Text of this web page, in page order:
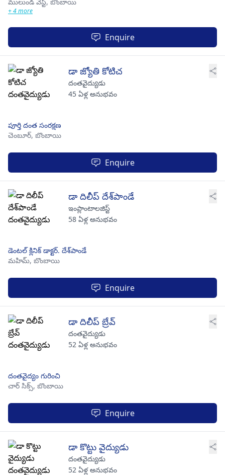
+ 4 more
Enquire
డా జ్యోతి కోటిచ
దంతవైద్యుడు
45 ఏళ్ల అనుభవం
పూర్తి దంత సంరక్షణ
చెంబూర్, బొంబాయి
Enquire
డా దిలీప్ దేశ్‌పాండే
ఇంప్లాంటాలజిస్ట్
58 ఏళ్ల అనుభవం
డెంటల్ క్లినిక్ డాక్టర్. దేశ్‌పాండే
మహిమ్, బొంబాయి
Enquire
డా దిలీప్ బ్రేవ్
దంతవైద్యుడు
52 ఏళ్ల అనుభవం
దంతవైద్యం గురించి
చార్ సిక్స్, బొంబాయి
Enquire
డా కొట్టు వైద్యుడు
దంతవైద్యుడు
52 ఏళ్ల అనుభవం